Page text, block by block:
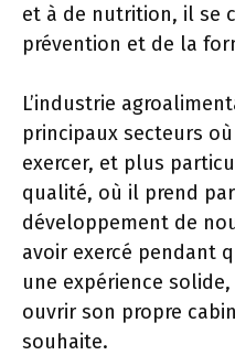
et à de nutrition, il se
prévention et de la
L’industrie
principaux secteurs
exercer, et plus
qualité, où il prend
développement de
avoir exercé pendant
une expérience
ouvrir son propre
souhaite.